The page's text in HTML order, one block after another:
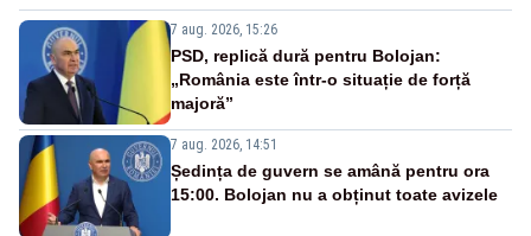
7 aug. 2026, 15:26
PSD, replică dură pentru Bolojan:
„România este într-o situație de forță
majoră”
7 aug. 2026, 14:51
Ședința de guvern se amână pentru ora
15:00. Bolojan nu a obținut toate avizele